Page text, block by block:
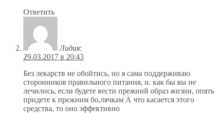
Ответить
Лидия:
29.03.2017 в 20:43
Без лекарств не обойтись, но я сама поддерживаю
сторонников правильного питания, и. как бы вы не
лечились, если будете вести прежний образ жизни, опять
придете к прежним бо,лячкам А что касается этого
средства, то оно эффективно